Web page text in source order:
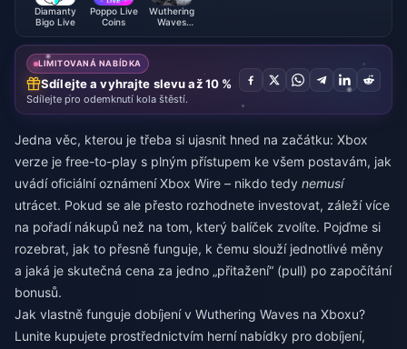
Diamanty
Bigo Live
Poppo Live
Coins
Wuthering
Waves
LIMITOVANÁ NABÍDKA
Sdílejte a vyhrajte slevu až 10 %
Sdílejte pro odemknutí kola štěstí.
Jedna věc, kterou je třeba si ujasnit hned na začátku: Xbox
verze je free-to-play s plným přístupem ke všem postavám, jak
uvádí oficiální oznámení Xbox Wire – nikdo tedy nemusí
utrácet. Pokud se ale přesto rozhodnete investovat, záleží více
na pořadí nákupů než na tom, který balíček zvolíte. Pojďme si
rozebrat, jak to přesně funguje, k čemu slouží jednotlivé měny
a jaká je skutečná cena za jedno „přitažení“ (pull) po započítání
bonusů.
Jak vlastně funguje dobíjení v Wuthering Waves na Xboxu?
Lunite kupujete prostřednictvím herní nabídky pro dobíjení,